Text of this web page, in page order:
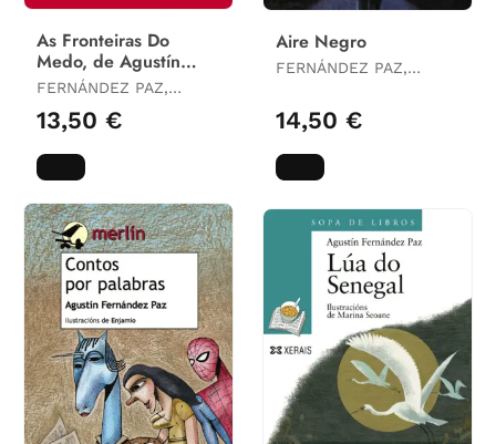
As Fronteiras Do
Medo, de Agustín
Fernández Paz
FERNÁNDEZ PAZ,
13,50 €
Aire Negro
FERNÁNDEZ PAZ,
14,50 €